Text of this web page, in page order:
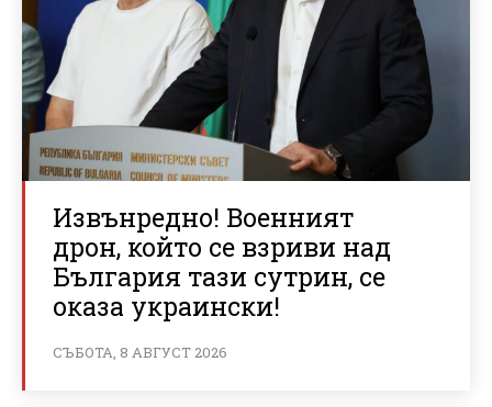
Извънредно! Военният
дрон, който се взриви над
България тази сутрин, се
оказа украински!
СЪБОТА, 8 АВГУСТ 2026